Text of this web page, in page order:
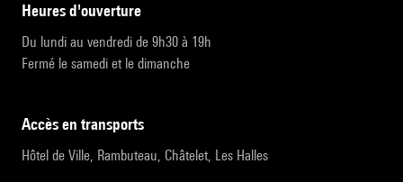
heures d'ouverture
Du lundi au vendredi de 9h30 à 19h
Fermé le samedi et le dimanche
accès en transports
Hôtel de Ville, Rambuteau, Châtelet, Les Halles